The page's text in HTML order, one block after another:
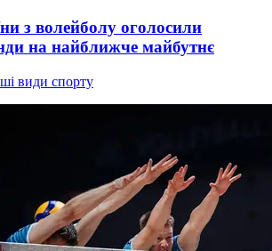
з волейболу оголосили
на найближче майбутнє
види спорту